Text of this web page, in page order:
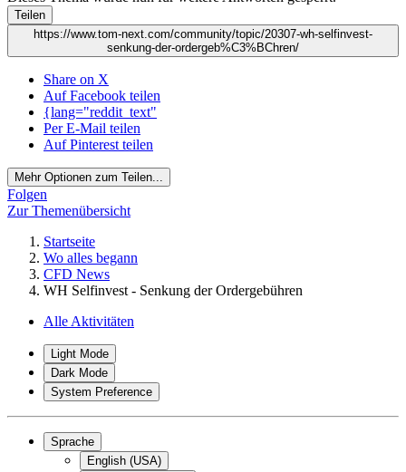
Teilen
https://www.tom-next.com/community/topic/20307-wh-selfinvest-
senkung-der-ordergeb%C3%BChren/
Share on X
Auf Facebook teilen
{lang="reddit_text"
Per E-Mail teilen
Auf Pinterest teilen
Mehr Optionen zum Teilen...
Folgen
Zur Themenübersicht
Startseite
Wo alles begann
CFD News
WH Selfinvest - Senkung der Ordergebühren
Alle Aktivitäten
Light Mode
Dark Mode
System Preference
Sprache
English (USA)